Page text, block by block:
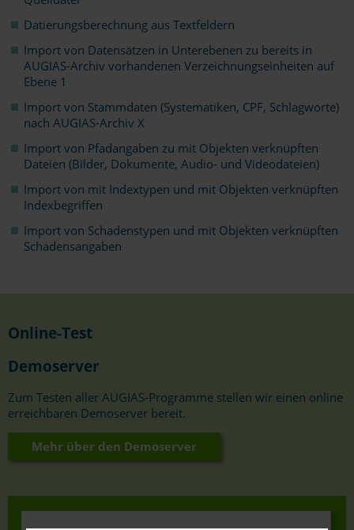
Datierungsberechnung aus Textfeldern
Import von Datensätzen in Unterebenen zu bereits in
AUGIAS-Archiv vorhandenen Verzeichnungseinheiten auf
Ebene 1
Import von Stammdaten (Systematiken, CPF, Schlagworte)
nach AUGIAS-Archiv X
Import von Pfadangaben zu mit Objekten verknüpften
Dateien (Bilder, Dokumente, Audio- und Videodateien)
Import von mit Indextypen und mit Objekten verknüpften
Indexbegriffen
Import von Schadenstypen und mit Objekten verknüpften
Schadensangaben
Online-Test
Demoserver
Zum Testen aller AUGIAS-Programme stellen wir einen online
erreichbaren Demoserver bereit.
Mehr über den Demoserver